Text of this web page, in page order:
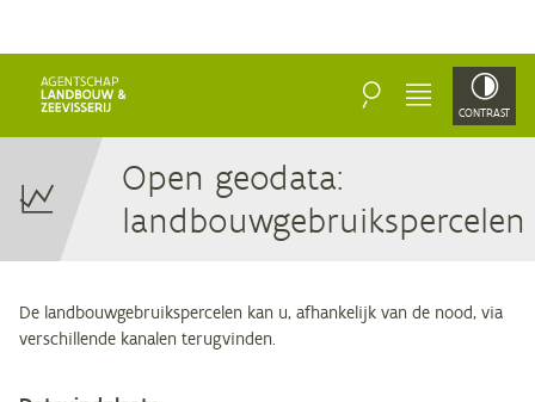
ZOEKEN MENU CONTRAST
Open ge­o­da­ta:
landbouwgebruikspercelen
De landbouwgebruikspercelen kan u, afhankelijk van de nood, via
verschillende kanalen terugvinden.